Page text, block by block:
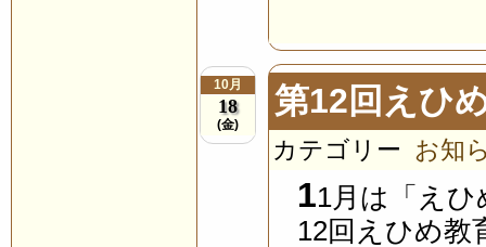
10月
18
(金)
第12回えひ
カテゴリー お知
11月は「え
12回えひめ教